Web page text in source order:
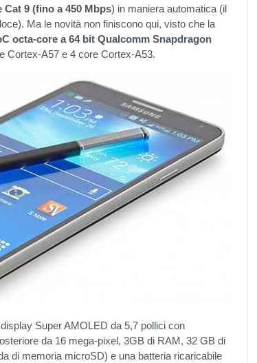
9 (fino a 450 Mbps) in maniera automatica (il
Ma le novità non finiscono qui, visto che la
octa-core a 64 bit Qualcomm Snapdragon
Cortex-A57 e 4 core Cortex-A53.
Super AMOLED da 5,7 pollici con
da 16 mega-pixel, 3GB di RAM, 32 GB di
di memoria microSD) e una batteria ricaricabile